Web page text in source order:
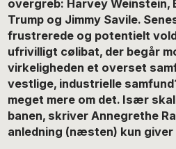
overgreb: Harvey Weinstein,
Trump og Jimmy Savile.
frustrerede og potentielt
ufrivilligt cølibat, der begår
virkeligheden et overset
vestlige, industrielle
meget mere om det. Især
banen, skriver Annegrethe
anledning (næsten) kun